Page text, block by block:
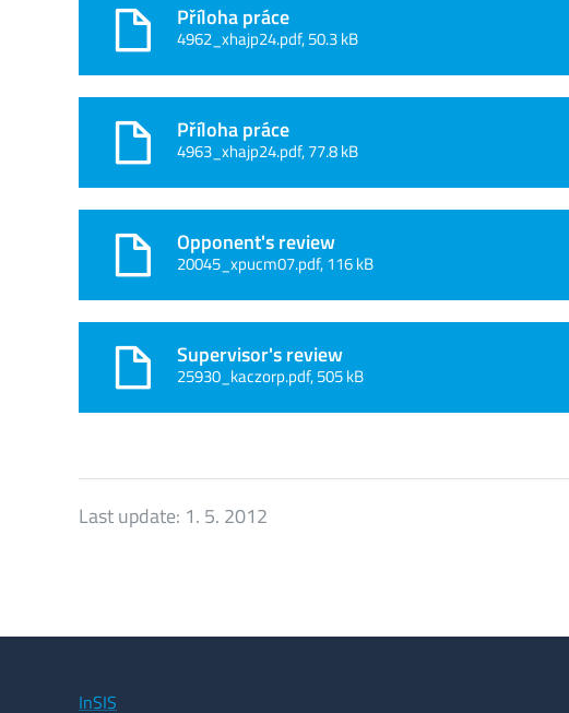
Příloha práce
4962_xhajp24.pdf, 50.3 kB
Příloha práce
4963_xhajp24.pdf, 77.8 kB
Opponent's review
20045_xpucm07.pdf, 116 kB
Supervisor's review
25930_kaczorp.pdf, 505 kB
Last update: 1. 5. 2012
InSIS